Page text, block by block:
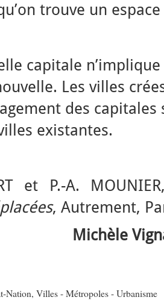
trouve un
capitale
Les villes
des
existantes.
et P.-A.
, Autrement,
Michèle
Nation, Villes - Métropoles - Urbanisme